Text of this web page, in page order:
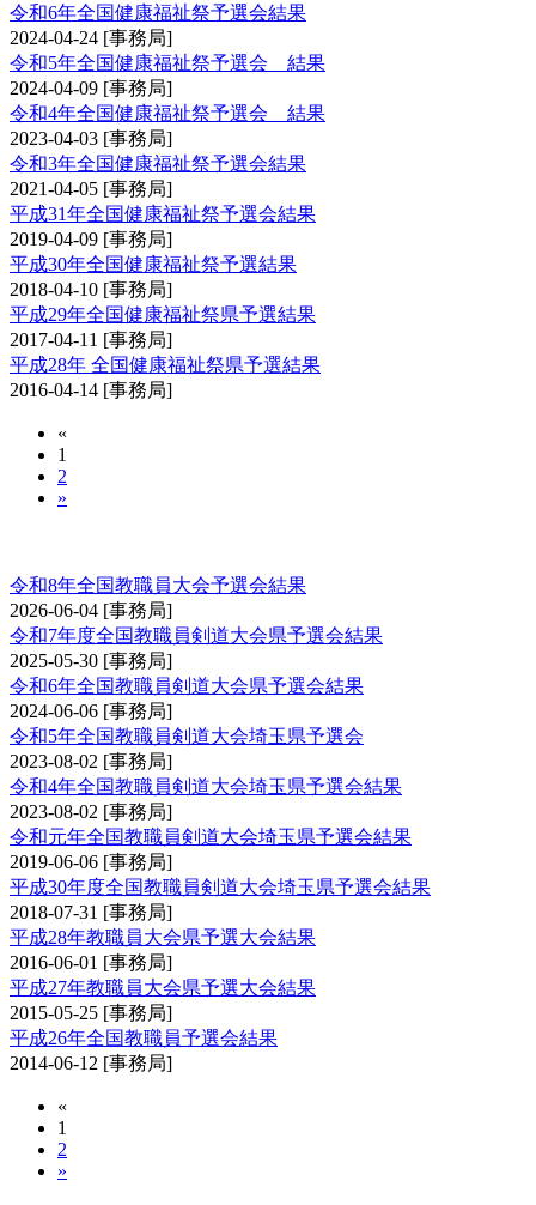
令和6年全国健康福祉祭予選会結果
2024-04-24 [事務局]
令和5年全国健康福祉祭予選会 結果
2024-04-09 [事務局]
令和4年全国健康福祉祭予選会 結果
2023-04-03 [事務局]
令和3年全国健康福祉祭予選会結果
2021-04-05 [事務局]
平成31年全国健康福祉祭予選会結果
2019-04-09 [事務局]
平成30年全国健康福祉祭予選結果
2018-04-10 [事務局]
平成29年全国健康福祉祭県予選結果
2017-04-11 [事務局]
平成28年 全国健康福祉祭県予選結果
2016-04-14 [事務局]
«
1
2
»
令和8年全国教職員大会予選会結果
2026-06-04 [事務局]
令和7年度全国教職員剣道大会県予選会結果
2025-05-30 [事務局]
令和6年全国教職員剣道大会県予選会結果
2024-06-06 [事務局]
令和5年全国教職員剣道大会埼玉県予選会
2023-08-02 [事務局]
令和4年全国教職員剣道大会埼玉県予選会結果
2023-08-02 [事務局]
令和元年全国教職員剣道大会埼玉県予選会結果
2019-06-06 [事務局]
平成30年度全国教職員剣道大会埼玉県予選会結果
2018-07-31 [事務局]
平成28年教職員大会県予選大会結果
2016-06-01 [事務局]
平成27年教職員大会県予選大会結果
2015-05-25 [事務局]
平成26年全国教職員予選会結果
2014-06-12 [事務局]
«
1
2
»